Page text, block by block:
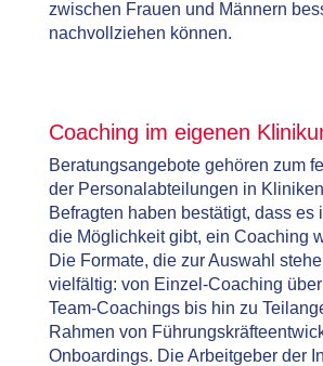
zwischen Frauen und Männern
nachvollziehen können.
Coaching im eigenen
Beratungsangebote gehören zum
der Personalabteilungen in
Befragten haben bestätigt, dass es
die Möglichkeit gibt, ein Coaching
Die Formate, die zur Auswahl
vielfältig: von Einzel-Coaching
Team-Coachings bis hin zu
Rahmen von
Onboardings. Die Arbeitgeber der